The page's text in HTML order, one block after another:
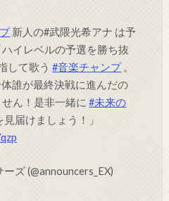
新人の#武隈光希アナ は予
イレベルの予選を勝ち抜
して歌う#音楽チャンプ。
誰が最終決戦に進んだの
ん！是非一緒に#未来の
届けましょう！」
ズ (@announcers_EX)